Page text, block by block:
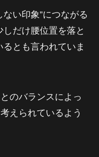
い印象”につながる
だけ腰位置を落と
とも言われていま
のバランスによっ
えられているよう